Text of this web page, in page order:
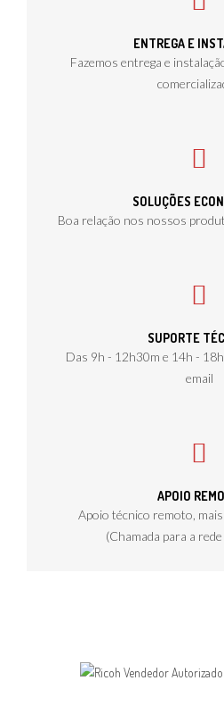
ENTREGA E
Fazemos entrega e
SOLUÇÕES
Boa relação nos nossos
SUPORTE
Das 9h - 12h30m e 14h -
email
APOIO
Apoio técnico remoto,
(Chamada para a